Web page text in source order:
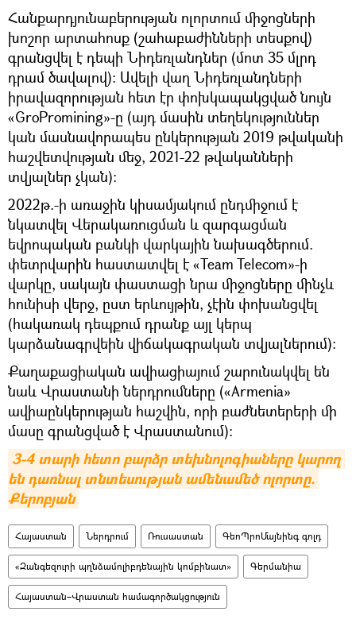
Հանքարդյունաբերության ոլորտում միջոցների
խոշոր արտահոսք (շահաբաժինների տեսքով)
գրանցվել է դեպի Նիդեռլանդներ (մոտ 35 մլրդ
դրամ ծավալով): Ավելի վաղ Նիդեռլանդների
իրավազորության հետ էր փոխկապակցված նույն
«GroPromining»-ը (այդ մասին տեղեկություններ
կան մասնավորապես ընկերության 2019 թվականի
հաշվետվության մեջ, 2021-22 թվականների
տվյալներ չկան):
2022թ.-ի առաջին կիսամյակում ընդմիջում է
նկատվել Վերակառուցման և զարգացման
եվրոպական բանկի վարկային նախագծերում.
փետրվարին հաստատվել է «Team Telecom»-ի
վարկը, սակայն փաստացի նրա միջոցները մինչև
հունիսի վերջ, ըստ երևույթին, չէին փոխանցվել
(հակառակ դեպքում դրանք այլ կերպ
կարձանագրվեին վիճակագրական տվյալներում):
Քաղաքացիական ավիացիայում շարունակվել են
նաև Վրաստանի ներդրումները («Armenia»
ավիաընկերության հաշվին, որի բաժնետերերի մի
մասը գրանցված է Վրաստանում)։
3-4 տարի հետո բարձր տեխնոլոգիաները կարող
են դառնալ տնտեսության ամենամեծ ոլորտը.
Քերոբյան
Հայաստան Ներդրում Ռուսաստան ԳեոՊրոՄայնինգ գոլդ
«Զանգեզուրի պղնձամոլիբդենային կոմբինատ» Գերմանիա
Հայաստան–Վրաստան համագործակցություն